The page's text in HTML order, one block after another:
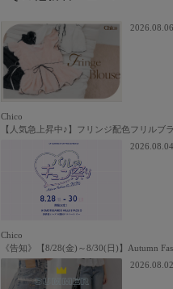
2026.08.06
Chico
【人気急上昇中♪】フリンジ配色フリルブ
2026.08.04
Chico
《告知》【8/28(金)～8/30(日)】Autumn
2026.08.02